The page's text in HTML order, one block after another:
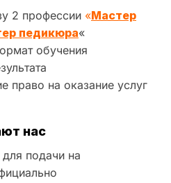
2 профессии «Мастер
педикюра«
обучения
право на оказание услуг
нас
подачи на